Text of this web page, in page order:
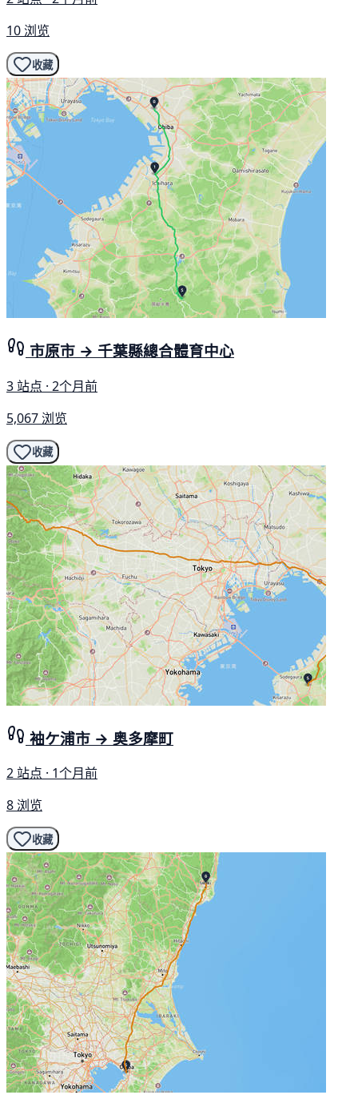
10 浏览
收藏
市原市 → 千葉縣總合體育中心
3 站点 · 2个月前
5,067 浏览
收藏
袖ケ浦市 → 奥多摩町
2 站点 · 1个月前
8 浏览
收藏